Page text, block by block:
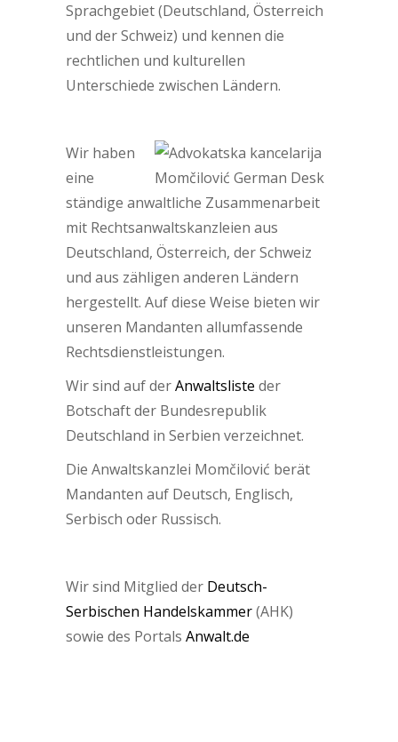
Sprachgebiet (Deutschland, Österreich
und der Schweiz) und kennen die
rechtlichen und kulturellen
Unterschiede zwischen Ländern.
Wir haben
eine
ständige anwaltliche Zusammenarbeit
mit Rechtsanwaltskanzleien aus
Deutschland, Österreich, der Schweiz
und aus zähligen anderen Ländern
hergestellt. Auf diese Weise bieten wir
unseren Mandanten allumfassende
Rechtsdienstleistungen.
Wir sind auf derAnwaltsliste der
Botschaft der Bundesrepublik
Deutschland in Serbien verzeichnet.
Die Anwaltskanzlei Momčilović berät
Mandanten auf Deutsch, Englisch,
Serbisch oder Russisch.
Wir sind Mitglied der Deutsch-
Serbischen Handelskammer(AHK)
sowie des Portals Anwalt.de